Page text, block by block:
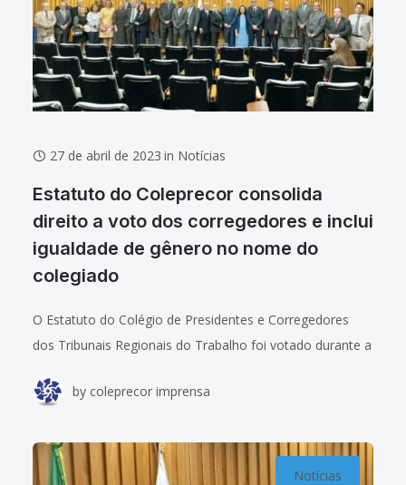
27 de abril de 2023 in Notícias
Estatuto do Coleprecor consolida
direito a voto dos corregedores e inclui
igualdade de gênero no nome do
colegiado
O Estatuto do Colégio de Presidentes e Corregedores
dos Tribunais Regionais do Trabalho foi votado durante a
semana, na sede do Tribunal
by coleprecor imprensa
Notícias